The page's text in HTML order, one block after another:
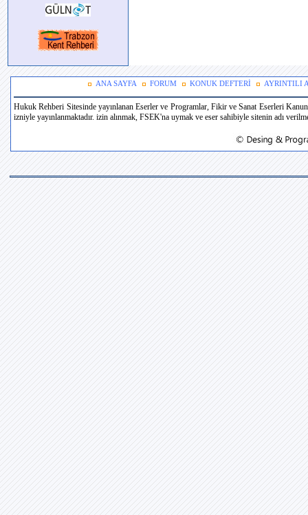
ANA SAYFA FORUM KONUK DEFTERİ AYRINTILI
Hukuk Rehberi Sitesinde yayınlanan Eserler ve Programlar, Fikir ve Sanat Eserleri
izniyle yayınlanmaktadır. izin alınmak, FSEK'na uymak ve eser sahibiyle sitenin adı